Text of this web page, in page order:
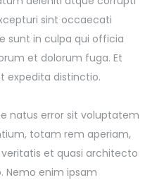
sint occaecati
sunt in culpa qui officia
et dolorum fuga. Et
expedita distinctio.
natus error sit voluptatem
totam rem aperiam,
et quasi architecto
Nemo enim ipsam